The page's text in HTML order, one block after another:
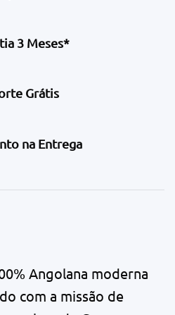
3 Meses*
Grátis
na Entrega
Angolana moderna
com a missão de